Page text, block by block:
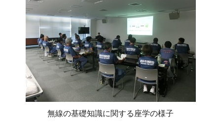
無線の基礎知識に関する座学の様子